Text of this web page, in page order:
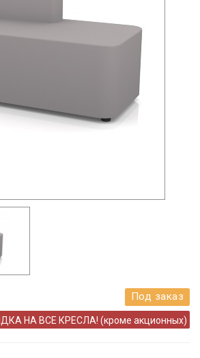
Под заказ
НА ВСЕ КРЕСЛА! (кроме акционных)